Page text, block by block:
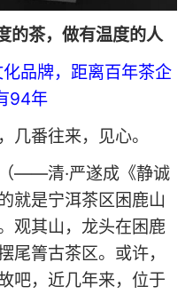
茶，做有温度的人
化品牌，距离百年茶企
94年
几番往来，见心。
——清·严遂成《静诚
就是宁洱茶区困鹿山
观其山，龙头在困鹿
尾箐古茶区。或许，
吧，近几年来，位于